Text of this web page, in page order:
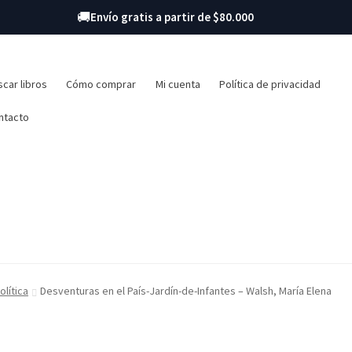
🚚Envío gratis a partir de $80.000
libros Cómo comprar Mi cuenta Política de privacidad
Desventuras en el País-Jardín-de-Infantes – Walsh, María Elena